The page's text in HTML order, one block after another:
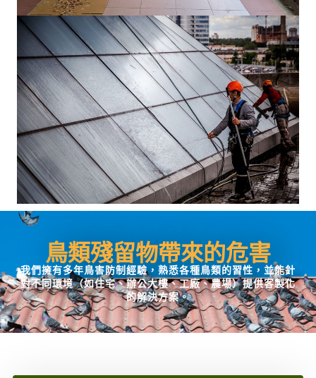
鳥類殘留物帶來的危害
我們擁有多年鳥害防制經驗，熟悉各種鳥類的習性，並能針
對不同環境（如住宅、辦公大樓、工廠、農場）提供客製化
的解決方案。